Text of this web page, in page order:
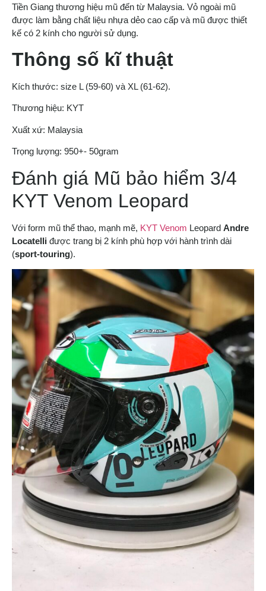
Tiền Giang thương hiệu mũ đến từ Malaysia. Vỏ ngoài mũ
được làm bằng chất liệu nhựa dẻo cao cấp và mũ được thiết
kế có 2 kính cho người sử dụng.
Thông số kĩ thuật
Kích thước: size L (59-60) và XL (61-62).
Thương hiệu: KYT
Xuất xứ: Malaysia
Trọng lượng: 950+- 50gram
Đánh giá Mũ bảo hiểm 3/4
KYT Venom Leopard
Với form mũ thể thao, mạnh mẽ, KYT Venom Leopard Andre
Locatelli được trang bị 2 kính phù hợp với hành trình dài
(sport-touring).